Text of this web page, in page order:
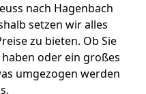
nach Hagenbach
setzen wir alles
zu bieten. Ob Sie
oder ein großes
umgezogen werden